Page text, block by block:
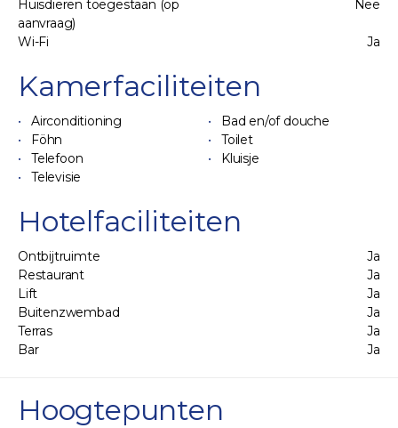
Huisdieren toegestaan (op
aanvraag)
Nee
Wi-Fi Ja
Kamerfaciliteiten
Airconditioning
Bad en/of douche
Föhn
Toilet
Telefoon
Kluisje
Televisie
Hotelfaciliteiten
Ontbijtruimte
Ja
Restaurant
Ja
Lift
Ja
Buitenzwembad
Ja
Terras
Ja
Bar
Ja
Hoogtepunten